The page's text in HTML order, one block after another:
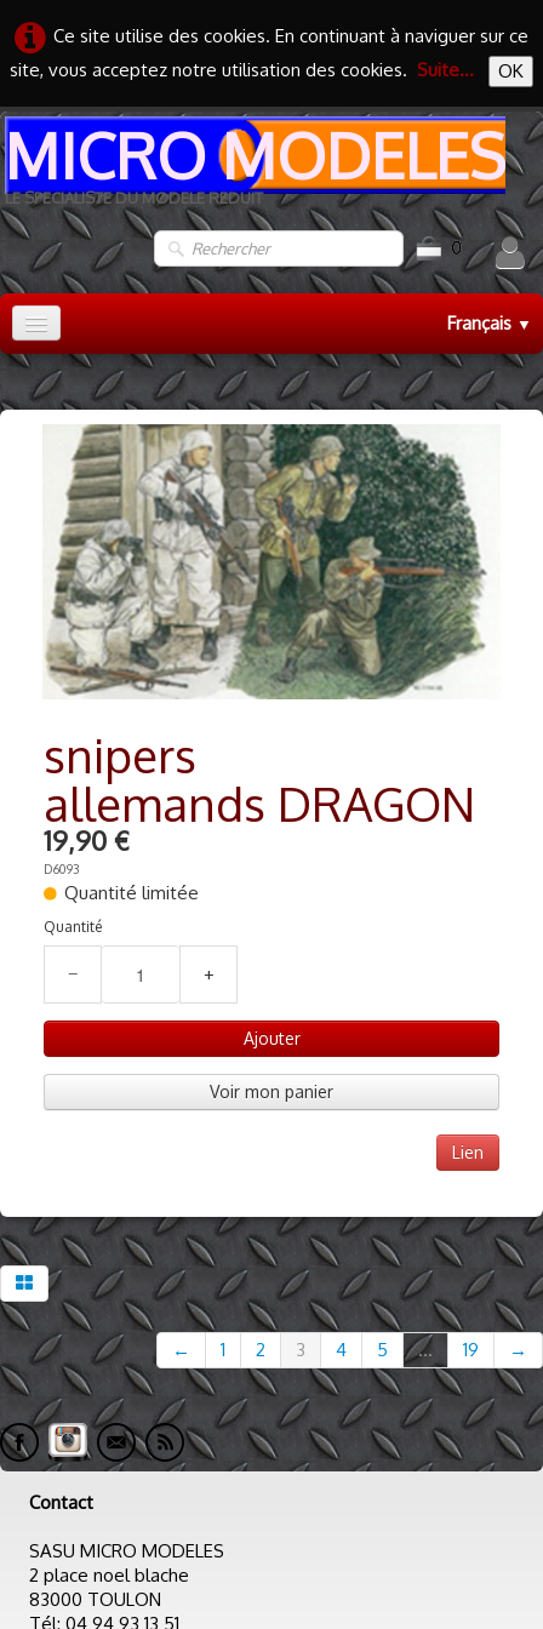
Ce site utilise des cookies. En continuant à naviguer sur ce
site, vous acceptez notre utilisation des cookies. Suite... OK
MICRO MODELES
LE SPECIALISTE DU MODELE REDUIT
0
Français▼
Accueil
TRAIN HO▼
TRAIN N▼
MAQUETTES ▼
RADIO COMMANDE▼
PEINTURE MATIERE PREMIERE▼
Contact
snipers
allemands DRAGON
19,90 €
D6093
Quantité limitée
Quantité
− +
Ajouter
Voir mon panier
Lien
← 1 2 3 4 5 ... 19 →
Contact
SASU MICRO MODELES
2 place noel blache
83000 TOULON
Tél: 04 94 93 13 51